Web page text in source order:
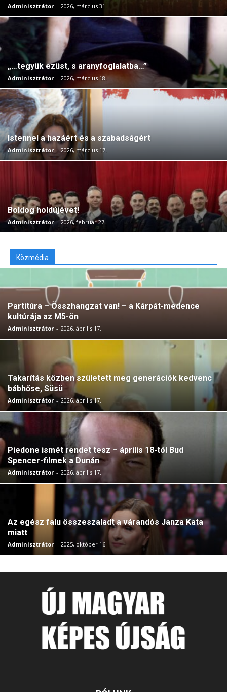
Adminisztrátor - 2026, március 31.
„…tegyük ezüst, s aranyfoglalatba…”
Adminisztrátor - 2026, március 18.
Istennel a hazáért és a szabadságért
Adminisztrátor - 2026, március 17.
Boldog holdújévet!
Adminisztrátor - 2026, február 27.
Közmédia
Partitúra – Összhangzat van! – a Kárpát-medence
kultúrája az M5-ön
Adminisztrátor - 2026, április 17.
Takarítás közben született meg generációk kedvenc
bábhőse, Süsü
Adminisztrátor - 2026, április 17.
Piedone ismét rendet tesz – április 18-tól Bud
Spencer-filmek a Dunán
Adminisztrátor - 2026, április 17.
Az egész falu összeszaladt a várandós Janza Kata
miatt
Adminisztrátor - 2025, október 16.